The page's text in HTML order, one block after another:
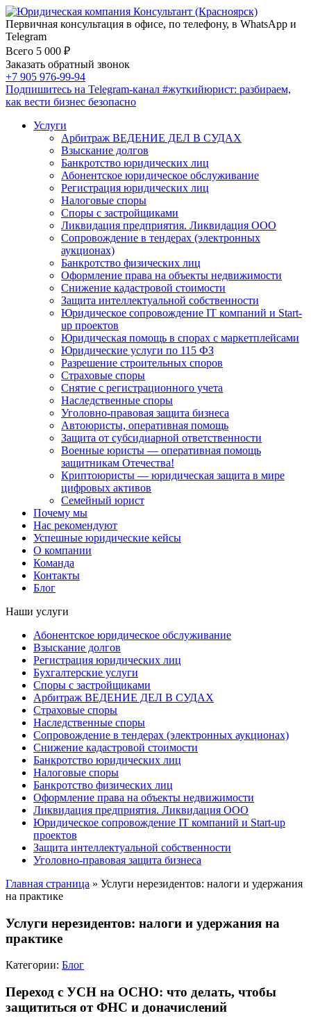
Первичная консультация в офисе, по телефону, в WhatsApp и
Telegram
Всего 5 000 ₽
Заказать обратный звонок
+7 905 976-99-94
Подпишитесь на Telegram-канал #жуткийюрист: разбираем,
как вести бизнес безопасно
Услуги
Арбитраж ВЕДЕНИЕ ДЕЛ В СУДАХ
Взыскание долгов
Банкротство юридических лиц
Абонентское юридическое обслуживание
Регистрация юридических лиц
Налоговые споры
Споры с застройщиками
Ликвидация предприятия. Ликвидация ООО
Сопровождение в тендерах (электронных
аукционах)
Банкротство физических лиц
Оформление права на объекты недвижимости
Снижение кадастровой стоимости
Защита интеллектуальной собственности
Юридическое сопровождение IT компаний и Start-
up проектов
Юридическая помощь в спорах с маркетплейсами
Юридические услуги по 115 ФЗ
Разрешение строительных споров
Страховые споры
Снятие с регистрационного учета
Наследственные споры
Уголовно-правовая защита бизнеса
Автоюристы, оперативная помощь
Защита от субсидиарной ответственности
Военные юристы — оперативная помощь
защитникам Отечества!
Криптоюристы — юридическая защита в мире
цифровых активов
Семейный юрист
Почему мы
Нас рекомендуют
Успешные юридические кейсы
О компании
Команда
Контакты
Блог
Наши услуги
Абонентское юридическое обслуживание
Взыскание долгов
Регистрация юридических лиц
Бухгалтерские услуги
Споры с застройщиками
Арбитраж ВЕДЕНИЕ ДЕЛ В СУДАХ
Страховые споры
Наследственные споры
Сопровождение в тендерах (электронных аукционах)
Снижение кадастровой стоимости
Банкротство юридических лиц
Налоговые споры
Банкротство физических лиц
Оформление права на объекты недвижимости
Ликвидация предприятия. Ликвидация ООО
Юридическое сопровождение IT компаний и Start-up
проектов
Защита интеллектуальной собственности
Уголовно-правовая защита бизнеса
Главная страница » Услуги нерезидентов: налоги и удержания
на практике
Услуги нерезидентов: налоги и удержания на
практике
Категории: Блог
Переход с УСН на ОСНО: что делать, чтобы
защититься от ФНС и доначислений